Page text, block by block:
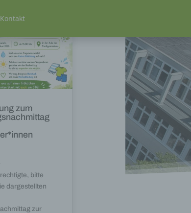
Kontakt
zum
bitte
dargestellten
zur